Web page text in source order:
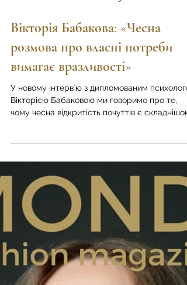
BOMOND VIP fashion magazine
Вікторія Бабакова: «Чесна
розмова про власні потреби
вимагає вразливості»
У новому інтервʼю з дипломованим
може стати точкою зближення, чому
стосунками, коли партнери очікують одне від
одного здатності читати думки. Окремо
торкаємося рефлексії після конфлікту та того,
як вона допомагає перетворити складний
досвід на нове розуміння себе й партнера.